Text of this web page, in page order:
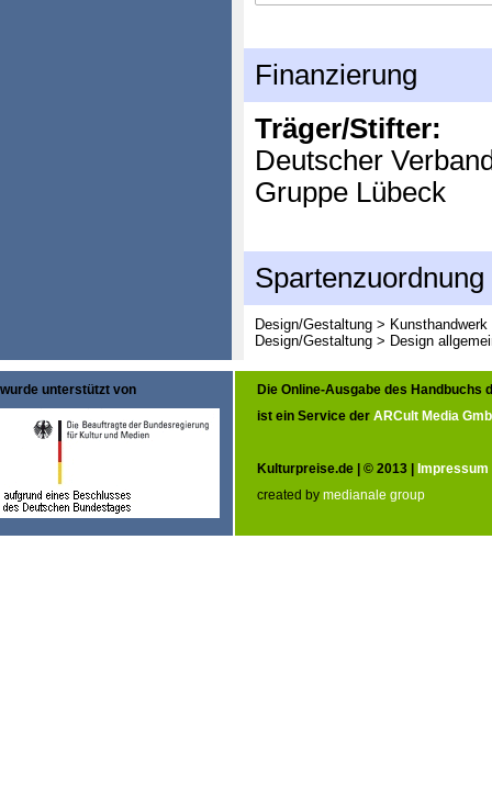
Finanzierung
Träger/Stifter:
Deutscher
Gruppe Lübeck
Spartenzuordnung
Design/Gestaltung > Kunsthandwerk
Design/Gestaltung > Design
wurde unterstützt von
Die Online-Ausgabe des Handbuchs
ist ein Service der ARCult Media
Kulturpreise.de | © 2013 | Impressum
created by medianale group